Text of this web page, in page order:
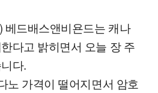
베드배스앤비욘드는 캐나
다고 밝히면서 오늘 장 주
다.
노 가격이 떨어지면서 암호